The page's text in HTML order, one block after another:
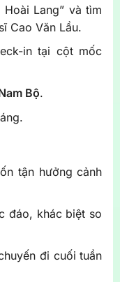
Lang” và tìm
Cao Văn Lầu.
in tại cột mốc
Bộ.
tận hưởng cảnh
đáo, khác biệt so
đi cuối tuần